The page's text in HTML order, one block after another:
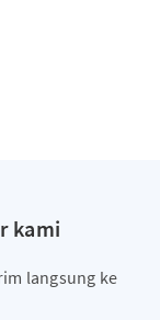
kami
langsung ke